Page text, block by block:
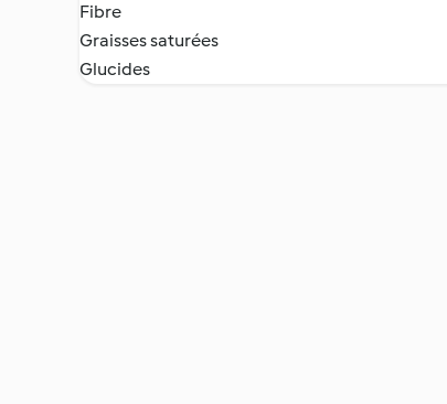
Fibre
Graisses saturées
Glucides